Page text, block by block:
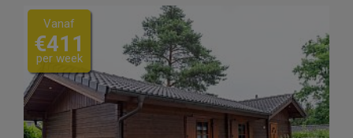
Vanaf
€411
per week